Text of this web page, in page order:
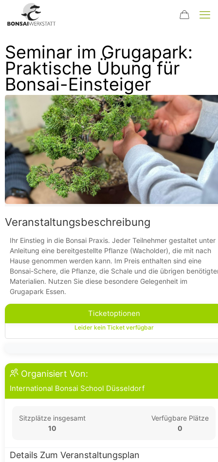
Seminar im Grugapark:
Praktische Übung für
Bonsai-Einsteiger
Veranstaltungsbeschreibung
Ihr Einstieg in die Bonsai Praxis. Jeder Teilnehmer gestaltet unter
Anleitung eine bereitgestellte Pflanze (Wacholder), die mit nach
Hause genommen werden kann. Im Preis enthalten sind eine
Bonsai-Schere, die Pflanze, die Schale und die übrigen
Materialien. Nutzen Sie diese besondere Gelegenheit im
Grugapark Essen.
Ticketoptionen
Leider kein Ticket verfügbar
Organisiert Von:
International Bonsai School Düsseldorf
Sitzplätze insgesamt
10
Verfügbare Plätze
0
Details Zum Veranstaltungsplan